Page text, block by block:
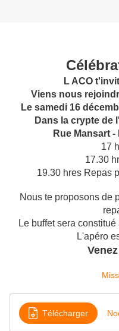
L ACO
Viens nous
Le samedi 16
Dans la crypte de
Rue Mansart
17
17.30
19.30 hres Repas
Nous te proposons de
Le buffet sera
L'apéro
Télécharger